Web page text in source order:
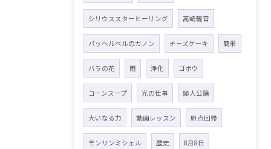
シリウススターヒーリング 高崎観音
パッヘルベルのカノン チーズケーキ 簡単
バラの花 雨 浄化 ゴボウ
コーンスープ 光の仕事 婦人公論
大いなる力 動画レッスン 原点回帰
モンサンミシェル 歴史 8月8日